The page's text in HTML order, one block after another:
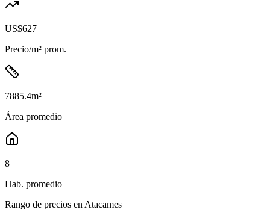
US$627
Precio/m² prom.
7885.4m²
Área promedio
8
Hab. promedio
Rango de precios en Atacames